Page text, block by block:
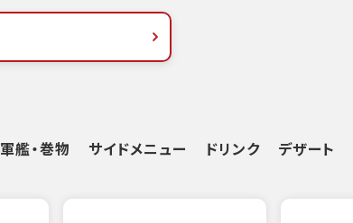
軍艦・巻物 サイドメニュー ドリンク デザート